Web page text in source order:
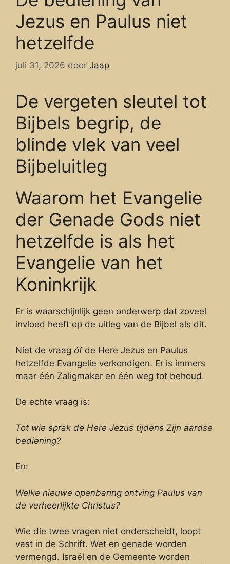
Jezus en Paulus niet
hetzelfde
juli 31, 2026 door Jaap
De vergeten sleutel tot
Bijbels begrip, de
blinde vlek van veel
Bijbeluitleg
Waarom het Evangelie
der Genade Gods niet
hetzelfde is als het
Evangelie van het
Koninkrijk
Er is waarschijnlijk geen onderwerp dat zoveel
invloed heeft op de uitleg van de Bijbel als dit.
Niet de vraag óf de Here Jezus en Paulus
hetzelfde Evangelie verkondigen. Er is immers
maar één Zaligmaker en één weg tot behoud.
De echte vraag is:
Tot wie sprak de Here Jezus tijdens Zijn aardse
bediening?
En:
Welke nieuwe openbaring ontving Paulus van
de verheerlijkte Christus?
Wie die twee vragen niet onderscheidt, loopt
vast in de Schrift. Wet en genade worden
vermengd. Israël en de Gemeente worden